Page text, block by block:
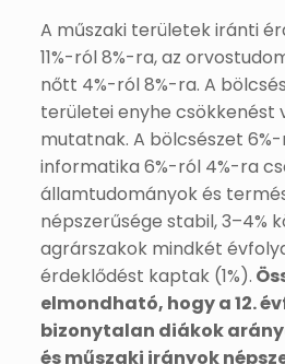
A műszaki területek iránti
11%-ról 8%-ra, az
nőtt 4%-ról 8%-ra. A
területei enyhe csökkenést
mutatnak. A bölcsészet
informatika 6%-ról 4%-ra
államtudományok és
népszerűsége stabil, 3–4%
agrárszakok mindkét
érdeklődést kaptak (1%).
elmondható, hogy a 12.
bizonytalan diákok
és műszaki irányok